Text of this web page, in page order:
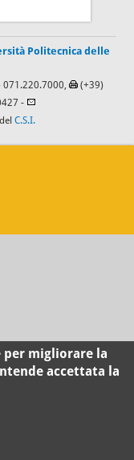
Politecnica delle
(+39)
-
C.S.I.
per migliorare la
accettata la